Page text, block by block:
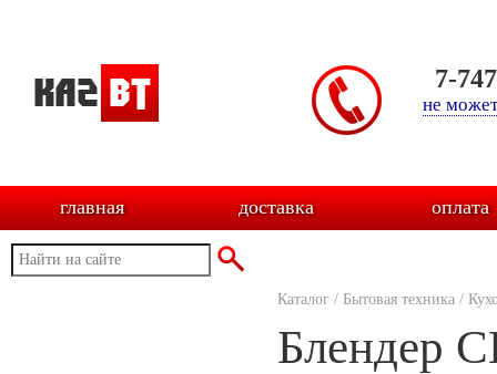
7-
не
главная доставка оплата
Каталог / Бытовая техника /
Блендер